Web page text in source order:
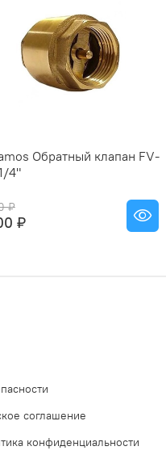
Обратный клапан FV-
4"
₽
₽
соглашение
конфиденциальности